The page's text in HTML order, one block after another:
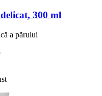
300 ml
a părului